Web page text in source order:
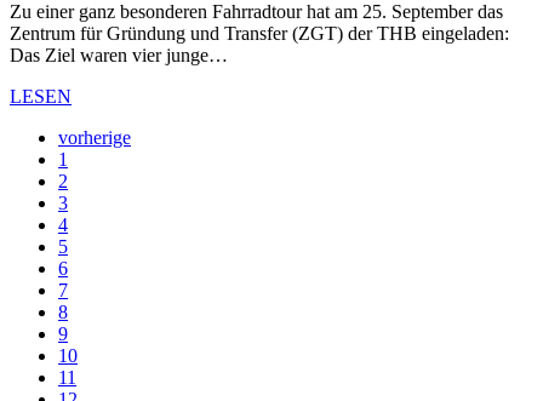
Zu einer ganz besonderen Fahrradtour hat am 25. September das
Zentrum für Gründung und Transfer (ZGT) der THB eingeladen:
Das Ziel waren vier junge…
LESEN
vorherige
1
2
3
4
5
6
7
8
9
10
11